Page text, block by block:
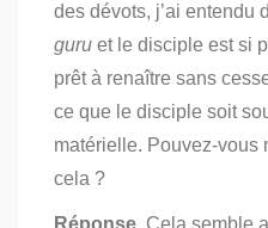
des dévots, j’ai entendu
guru et le disciple est si
prêt à renaître sans
ce que le disciple soit
matérielle. Pouvez-vous
cela ?